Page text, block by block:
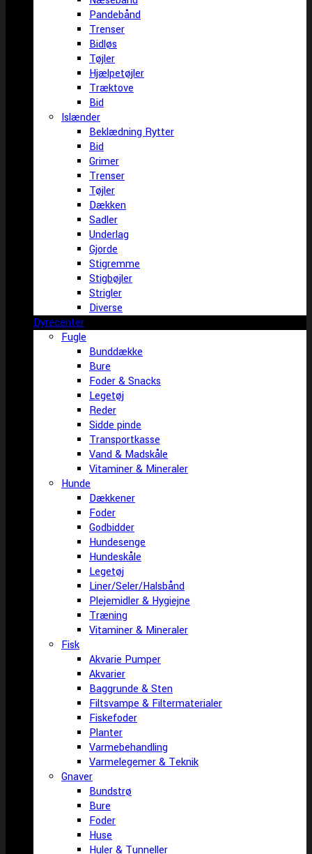
Pandebånd
Trenser
Bidløs
Tøjler
Hjælpetøjler
Træktove
Bid
Islænder
Beklædning Rytter
Bid
Grimer
Trenser
Tøjler
Dækken
Sadler
Underlag
Gjorde
Stigremme
Stigbøjler
Strigler
Diverse
Dyrecenter
Fugle
Bunddække
Bure
Foder & Snacks
Legetøj
Reder
Sidde pinde
Transportkasse
Vand & Madskåle
Vitaminer & Mineraler
Hunde
Dækkener
Foder
Godbidder
Hundesenge
Hundeskåle
Legetøj
Liner/Seler/Halsbånd
Plejemidler & Hygiejne
Træning
Vitaminer & Mineraler
Fisk
Akvarie Pumper
Akvarier
Baggrunde & Sten
Filtsvampe & Filtermaterialer
Fiskefoder
Planter
Varmebehandling
Varmelegemer & Teknik
Gnaver
Bundstrø
Bure
Foder
Huse
Huler & Tunneller